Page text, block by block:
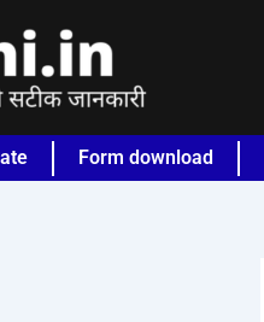
Form download